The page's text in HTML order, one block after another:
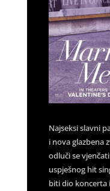
Najseksi slavni
i nova glazbena
odluči se
uspješnog hit
biti dio koncerta